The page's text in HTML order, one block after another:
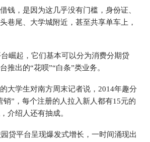
钱，是因为这几乎没有门槛，身份证、
巷尾、大学城附近，甚至共享单车上，
崛起，它们基本可以分为消费分期贷
推出的“花呗”“白条”类业务。
大学生对南方周末记者说，2014年趣分
销”，每个注册的人拉入新人都有15元的
介绍人还有抽成。
贷平台呈现爆发式增长，一时间涌现出